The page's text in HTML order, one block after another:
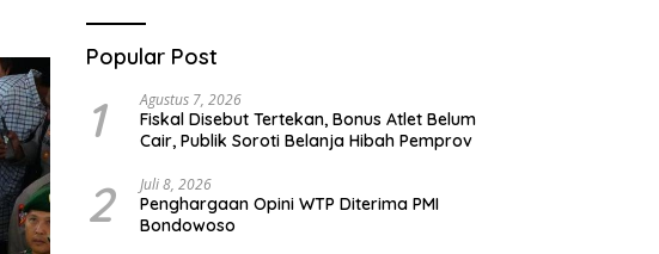
Popular Post
1 Agustus 7, 2026
Fiskal Disebut Tertekan, Bonus Atlet Belum
Cair, Publik Soroti Belanja Hibah Pemprov
2 Juli 8, 2026
Penghargaan Opini WTP Diterima PMI
Bondowoso